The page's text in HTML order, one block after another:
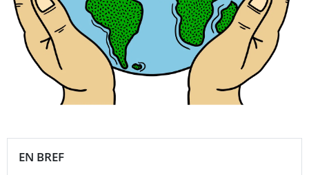
EN BREF